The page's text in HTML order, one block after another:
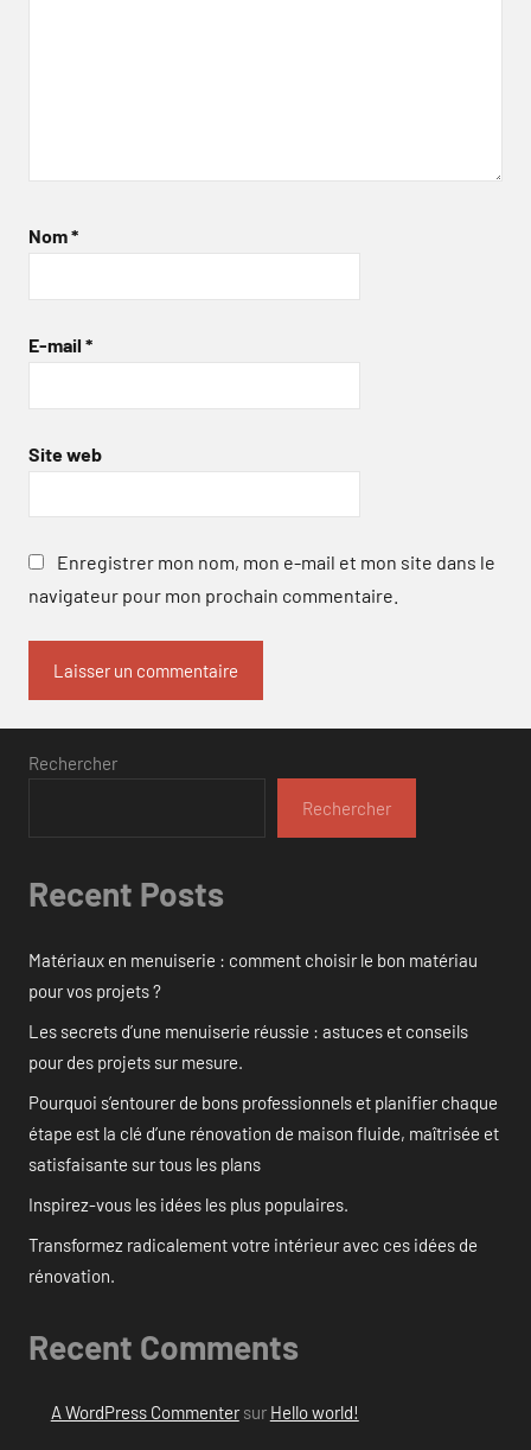
Nom*
E-mail *
Site web
Enregistrer mon nom, mon e-mail et mon site dans le
navigateur pour mon prochain commentaire.
Rechercher
Rechercher
Recent Posts
Matériaux en menuiserie : comment choisir le bon matériau
pour vos projets ?
Les secrets d’une menuiserie réussie : astuces et conseils
pour des projets sur mesure.
Pourquoi s’entourer de bons professionnels et planifier chaque
étape est la clé d’une rénovation de maison fluide, maîtrisée et
satisfaisante sur tous les plans
Inspirez-vous les idées les plus populaires.
Transformez radicalement votre intérieur avec ces idées de
rénovation.
Recent Comments
A WordPress Commentersur Hello world!